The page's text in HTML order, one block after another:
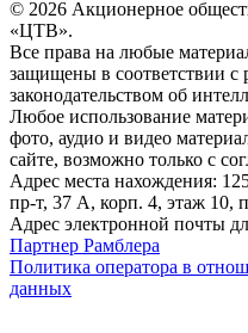
© 2026 Акционерное
«ЦТВ».
Все права на любые
защищены в соответствии
законодательством об
Любое использование
фото, аудио и видео
сайте, возможно только с
Адрес места нахождения:
пр-т, 37 А, корп. 4, этаж 10,
Адрес электронной почты
Партнер Рамблера
Политика оператора в
данных